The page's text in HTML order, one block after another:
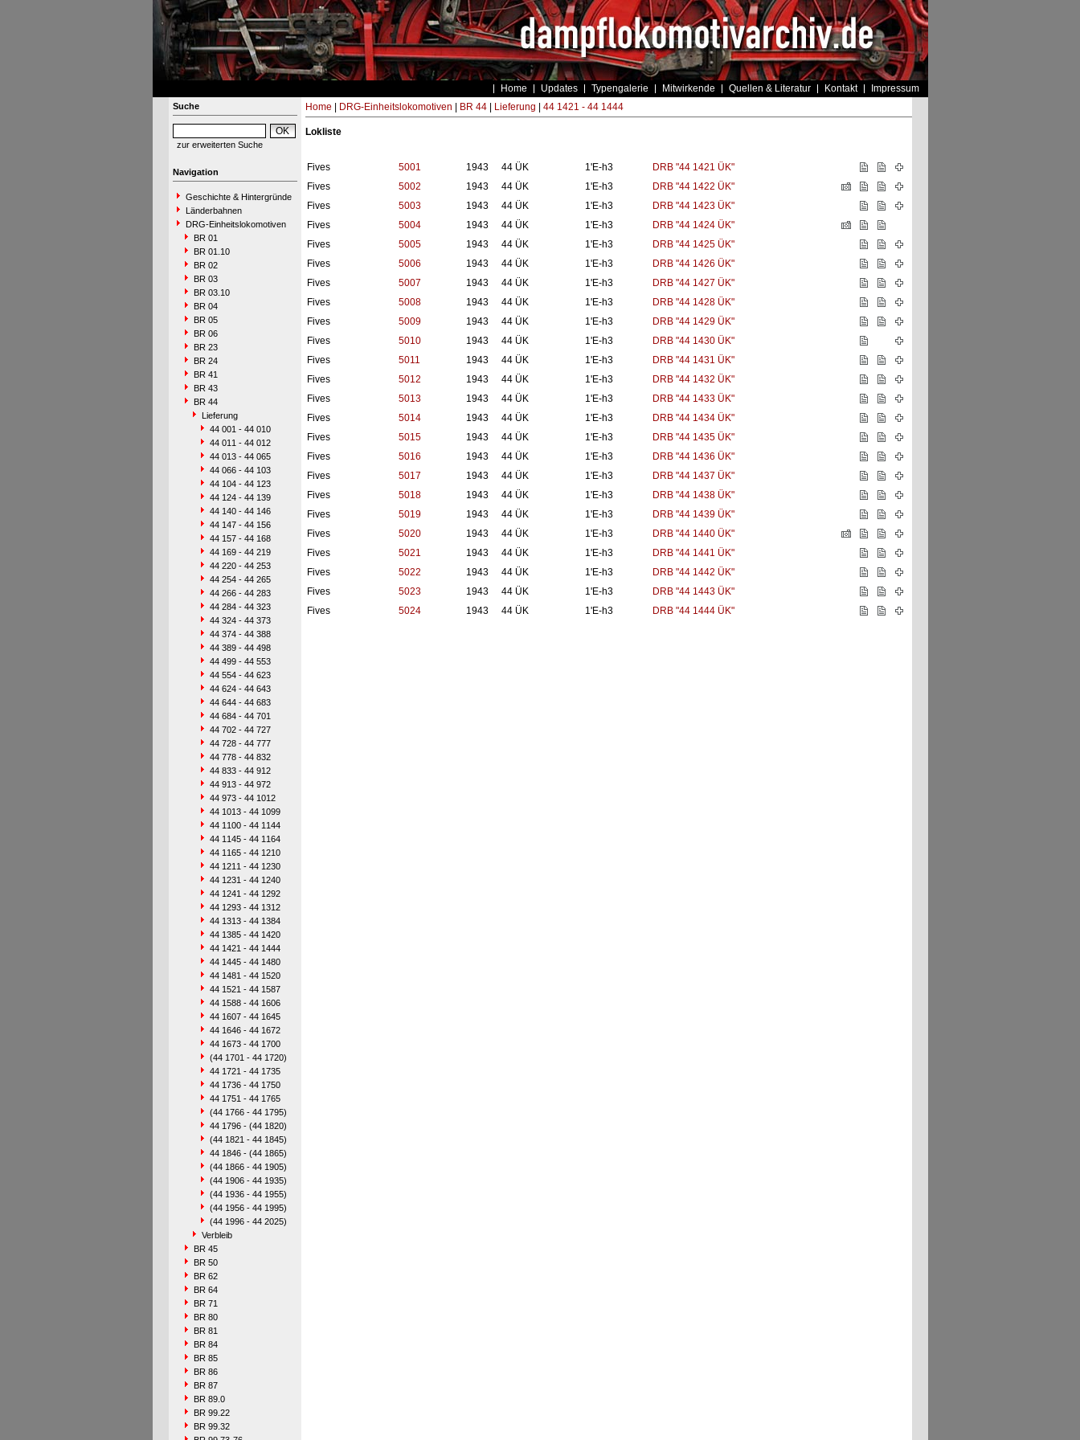
Home Updates Typengalerie Mitwirkende Quellen & Literatur Kontakt Impressum
Suche
zur erweiterten Suche
Navigation
Geschichte & Hintergründe
Länderbahnen
DRG-Einheitslokomotiven
BR 01
BR 01.10
BR 02
BR 03
BR 03.10
BR 04
BR 05
BR 06
BR 23
BR 24
BR 41
BR 43
BR 44
Lieferung
44 001 - 44 010
44 011 - 44 012
44 013 - 44 065
44 066 - 44 103
44 104 - 44 123
44 124 - 44 139
44 140 - 44 146
44 147 - 44 156
44 157 - 44 168
44 169 - 44 219
44 220 - 44 253
44 254 - 44 265
44 266 - 44 283
44 284 - 44 323
44 324 - 44 373
44 374 - 44 388
44 389 - 44 498
44 499 - 44 553
44 554 - 44 623
44 624 - 44 643
44 644 - 44 683
44 684 - 44 701
44 702 - 44 727
44 728 - 44 777
44 778 - 44 832
44 833 - 44 912
44 913 - 44 972
44 973 - 44 1012
44 1013 - 44 1099
44 1100 - 44 1144
44 1145 - 44 1164
44 1165 - 44 1210
44 1211 - 44 1230
44 1231 - 44 1240
44 1241 - 44 1292
44 1293 - 44 1312
44 1313 - 44 1384
44 1385 - 44 1420
44 1421 - 44 1444
44 1445 - 44 1480
44 1481 - 44 1520
44 1521 - 44 1587
44 1588 - 44 1606
44 1607 - 44 1645
44 1646 - 44 1672
44 1673 - 44 1700
(44 1701 - 44 1720)
44 1721 - 44 1735
44 1736 - 44 1750
44 1751 - 44 1765
(44 1766 - 44 1795)
44 1796 - (44 1820)
(44 1821 - 44 1845)
44 1846 - (44 1865)
(44 1866 - 44 1905)
(44 1906 - 44 1935)
(44 1936 - 44 1955)
(44 1956 - 44 1995)
(44 1996 - 44 2025)
Verbleib
BR 45
BR 50
BR 62
BR 64
BR 71
BR 80
BR 81
BR 84
BR 85
BR 86
BR 87
BR 89.0
BR 99.22
BR 99.32
Home DRG-Einheitslokomotiven BR 44| Lieferung 44 1421 - 44 1444
Lokliste
Fives 5001 1943 44 ÜK 1'E-h3
DRB "44 1421 ÜK"
Fives
5002 1943 44 ÜK 1'E-h3
DRB "44 1422 ÜK"
Fives
5003 1943 44 ÜK 1'E-h3
DRB "44 1423 ÜK"
Fives
5004 1943 44 ÜK 1'E-h3
DRB "44 1424 ÜK"
Fives
5005 1943 44 ÜK 1'E-h3
DRB "44 1425 ÜK"
Fives
5006 1943 44 ÜK 1'E-h3
DRB "44 1426 ÜK"
Fives
5007 1943 44 ÜK 1'E-h3
DRB "44 1427 ÜK"
Fives
5008 1943 44 ÜK 1'E-h3
DRB "44 1428 ÜK"
Fives
5009 1943 44 ÜK 1'E-h3
DRB "44 1429 ÜK"
Fives
5010 1943 44 ÜK 1'E-h3
DRB "44 1430 ÜK"
Fives
5011 1943 44 ÜK 1'E-h3
DRB "44 1431 ÜK"
Fives
5012 1943 44 ÜK 1'E-h3
DRB "44 1432 ÜK"
Fives
5013 1943 44 ÜK 1'E-h3
DRB "44 1433 ÜK"
Fives
5014 1943 44 ÜK 1'E-h3
DRB "44 1434 ÜK"
Fives
5015 1943 44 ÜK 1'E-h3
DRB "44 1435 ÜK"
Fives
5016 1943 44 ÜK 1'E-h3
DRB "44 1436 ÜK"
Fives
5017 1943 44 ÜK 1'E-h3
DRB "44 1437 ÜK"
Fives
5018 1943 44 ÜK 1'E-h3
DRB "44 1438 ÜK"
Fives
5019 1943 44 ÜK 1'E-h3
DRB "44 1439 ÜK"
Fives
5020 1943 44 ÜK 1'E-h3
DRB "44 1440 ÜK"
Fives
5021 1943 44 ÜK 1'E-h3
DRB "44 1441 ÜK"
Fives
5022 1943 44 ÜK 1'E-h3
DRB "44 1442 ÜK"
Fives
5023 1943 44 ÜK 1'E-h3
DRB "44 1443 ÜK"
Fives
5024 1943 44 ÜK 1'E-h3 DRB "44 1444 ÜK"